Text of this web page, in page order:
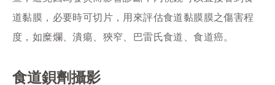
道黏膜，必要時可切片，用來評估食道黏膜膜之傷害程
度，如糜爛、潰瘍、狹窄、巴雷氏食道、食道癌。
食道鋇劑攝影